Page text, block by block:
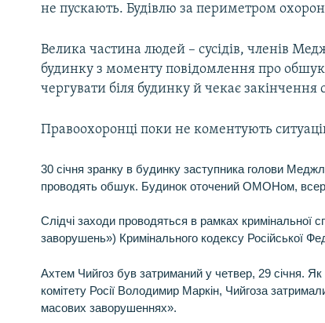
не пускають. Будівлю за периметром
Велика частина людей – сусідів, членів
будинку з моменту повідомлення про
чергувати біля будинку й чекає закінчення
Правоохоронці поки не коментують
30 січня зранку в будинку заступника голови
проводять обшук. Будинок оточений ОМОНом,
Слідчі заходи проводяться в рамках кримінальної
заворушень») Кримінального кодексу Російської
Ахтем Чийгоз був затриманий у четвер, 29 січня.
комітету Росії Володимир Маркін, Чийгоза
масових заворушеннях».